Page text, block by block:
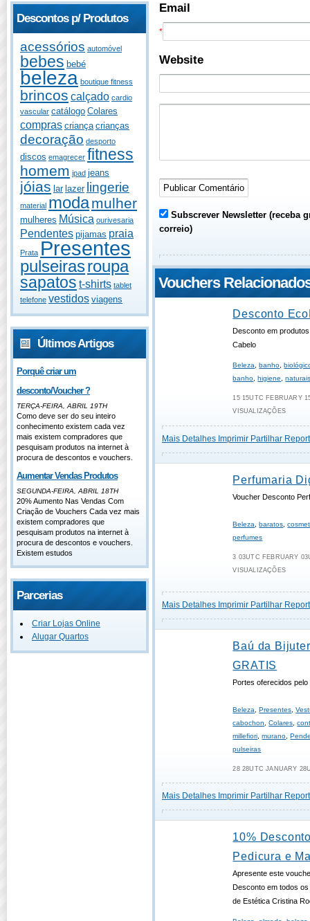
Descontos p/ Produtos
acessórios automóvel
bebes bebé
beleza boutique fitness
brincos calçado cardio
vascular catálogo Colares
compras criança crianças
decoração desporto
discos emagrecer fitness
homem ipad jeans
jóias lar lazer lingerie
material modamulher
mulheres Música ourivesaria
Pendentes pijamas praia
Prata Presentes
pulseirasroupa
sapatos t-shirts tablet
telefone vestidos viagens
Últimos Artigos
Porquê criar um
desconto/Voucher ?
TERÇA-FEIRA, ABRIL 19TH
Como deve ser do seu inteiro
conhecimento existem cada vez
mais existem compradores que
pesquisam produtos na internet à
procura de descontos e vouchers.
Aumentar Vendas Produtos
SEGUNDA-FEIRA, ABRIL 18TH
20% Aumento Nas Vendas Com
Criação de Vouchers Cada vez mais
existem compradores que
pesquisam produtos na internet à
procura de descontos e vouchers.
Existem estudos
Parcerias
Criar Lojas Online
Alugar Quartos
Email
*
Website
Subscrever Newsletter (receba
correio)
Vouchers
Desconto
Desconto em
Cabelo
Beleza ,banho ,
banho ,higiene ,
15 15UTC FEBRUARY
VISUALIZAÇÕES
Mais Detalhes Imprimir Partilhar
Perfumaria
Voucher Desconto
Beleza ,baratos ,
perfumes
3 03UTC FEBRUARY
VISUALIZAÇÕES
Mais Detalhes Imprimir Partilhar
Baú da
GRATIS
Portes oferecidos pelo
Beleza ,Presentes ,
cabochon
,Colares ,
millefiori ,murano ,
pulseiras
28 28UTC JANUARY
Mais Detalhes Imprimir Partilhar
10%
Pedicura e
Apresente este
Desconto em todos
de Estética Cristina